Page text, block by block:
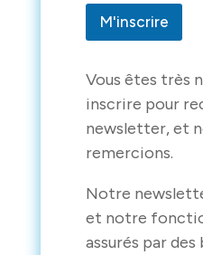
m
i
E
m
a
i
l
M'inscrire
Vous êtes très
inscrire pour
newsletter, et
remercions.
Notre
et notre
assurés par des